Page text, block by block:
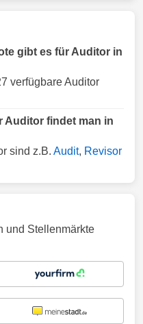
gibt es für Auditor in
verfügbare Auditor
Auditor findet man in
sind z.B. Audit, Revisor
und Stellenmärkte